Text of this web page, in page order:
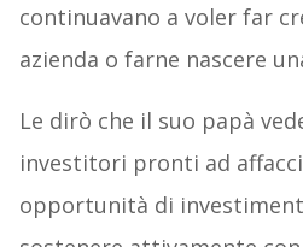
continuavano a voler far
azienda o farne nascere
Le dirò che il suo papà
investitori pronti ad
opportunità di